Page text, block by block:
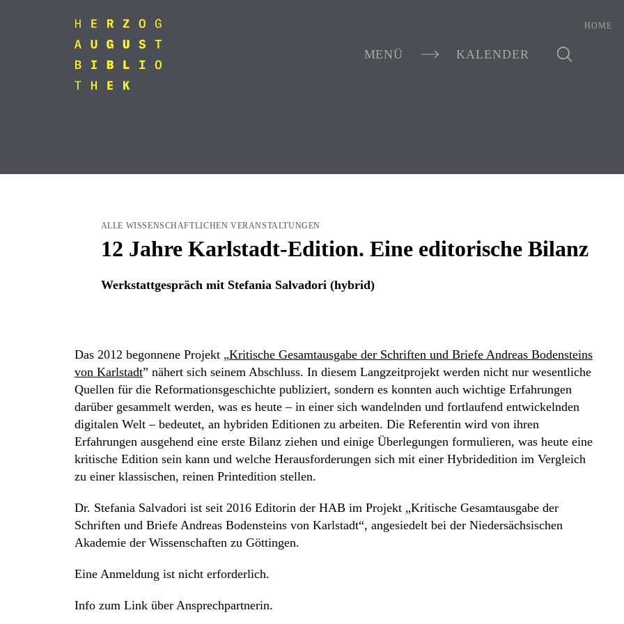
MENÜ KALENDER
HOME
ALLE WISSENSCHAFTLICHEN VERANSTALTUNGEN
12 Jahre Karlstadt-Edition. Eine editorische Bilanz
Werkstattgespräch mit Stefania Salvadori (hybrid)
Das 2012 begonnene Projekt „Kritische Gesamtausgabe der Schriften und Briefe Andreas Bodensteins
von Karlstadt” nähert sich seinem Abschluss. In diesem Langzeitprojekt werden nicht nur wesentliche
Quellen für die Reformationsgeschichte publiziert, sondern es konnten auch wichtige Erfahrungen
darüber gesammelt werden, was es heute – in einer sich wandelnden und fortlaufend entwickelnden
digitalen Welt – bedeutet, an hybriden Editionen zu arbeiten. Die Referentin wird von ihren
Erfahrungen ausgehend eine erste Bilanz ziehen und einige Überlegungen formulieren, was heute eine
kritische Edition sein kann und welche Herausforderungen sich mit einer Hybridedition im Vergleich
zu einer klassischen, reinen Printedition stellen.
Dr. Stefania Salvadori ist seit 2016 Editorin der HAB im Projekt „Kritische Gesamtausgabe der
Schriften und Briefe Andreas Bodensteins von Karlstadt“, angesiedelt bei der Niedersächsischen
Akademie der Wissenschaften zu Göttingen.
Eine Anmeldung ist nicht erforderlich.
Info zum Link über Ansprechpartnerin.